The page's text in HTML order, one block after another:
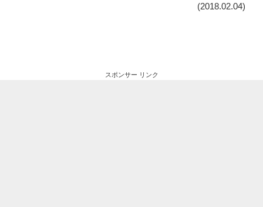
(2018.02.04)
スポンサー リンク